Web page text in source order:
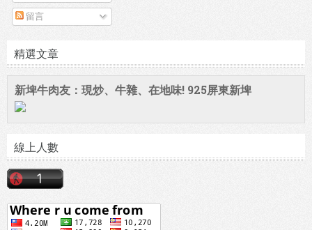
留言
精選文章
新埤牛肉友：現炒、牛雜、在地味! 925屏東新埤
線上人數